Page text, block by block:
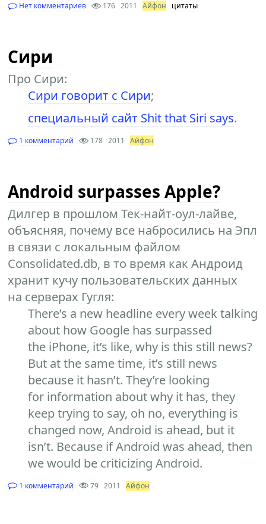
Нет комментариев 176 2011 Айфон цитаты
Сири
Про Сири:
Сири говорит с Сири;
специальный сайт Shit that Siri says.
1 комментарий 178 2011 Айфон
Android surpasses Apple?
Дилгер в прошлом Тек-найт-оул-лайве,
объясняя, почему все набросились на Эпл
в связи с локальным файлом
Consolidated.db, в то время как Андроид
хранит кучу пользовательских данных
на серверах Гугля:
There’s a new headline every week talking
about how Google has surpassed
the iPhone, it’s like, why is this still news?
But at the same time, it’s still news
because it hasn’t. They’re looking
for information about why it has, they
keep trying to say, oh no, everything is
changed now, Android is ahead, but it
isn’t. Because if Android was ahead, then
we would be criticizing Android.
1 комментарий 79 2011 Айфон